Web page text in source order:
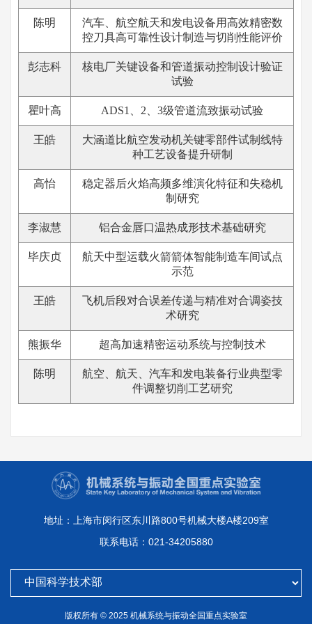
陈明
汽车、航空航天和发电设备用高效精密数
控刀具高可靠性设计制造与切削性能评价
彭志科
核电厂关键设备和管道振动控制设计验证
试验
瞿叶高 ADS1、2、3级管道流致振动试验
王皓
大涵道比航空发动机关键零部件试制线特
种工艺设备提升研制
高怡
稳定器后火焰高频多维演化特征和失稳机
制研究
李淑慧 铝合金唇口温热成形技术基础研究
毕庆贞
航天中型运载火箭箭体智能制造车间试点
示范
王皓
飞机后段对合误差传递与精准对合调姿技
术研究
熊振华 超高加速精密运动系统与控制技术
陈明
航空、航天、汽车和发电装备行业典型零
件调整切削工艺研究
地址：上海市闵行区东川路800号机械大楼A楼209室
联系电话：021-34205880
版权所有 © 2025 机械系统与振动全国重点实验室